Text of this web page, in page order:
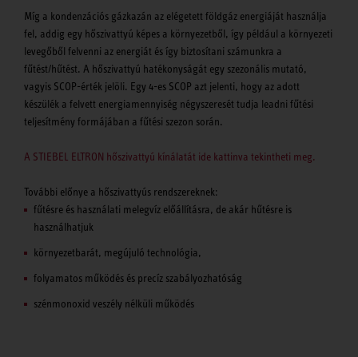
Míg a kondenzációs gázkazán az elégetett földgáz energiáját használja
fel, addig egy hőszivattyú képes a környezetből, így például a környezeti
levegőből felvenni az energiát és így biztosítani számunkra a
fűtést/hűtést. A hőszivattyú hatékonyságát egy szezonális mutató,
vagyis SCOP-érték jelöli. Egy 4-es SCOP azt jelenti, hogy az adott
készülék a felvett energiamennyiség négyszeresét tudja leadni fűtési
teljesítmény formájában a fűtési szezon során.
A STIEBEL ELTRON hőszivattyú kínálatát ide kattinva tekintheti meg.
További előnye a hőszivattyús rendszereknek:
fűtésre és használati melegvíz előállításra, de akár hűtésre is
használhatjuk
környezetbarát, megújuló technológia,
folyamatos működés és precíz szabályozhatóság
szénmonoxid veszély nélküli működés